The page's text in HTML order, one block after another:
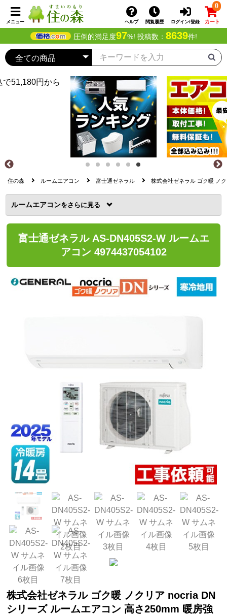
メニュー ヘルプ 閲覧履歴 ログイン/登録
0
カート
圧倒的満足度97%! 投稿数： 8639件!
住の森 ルームエアコン 富士通ゼネラル 株式会社ゼネラル ゴク暖 ノ
ルームエアコンを
富士通ゼネラル AS-DN405S2-W ルームエ
アコン 4974437054102
株式会社ゼネラル ゴク暖 ノクリア nocria DN
シリーズ ルームエアコン 高さ250mm 暖房強